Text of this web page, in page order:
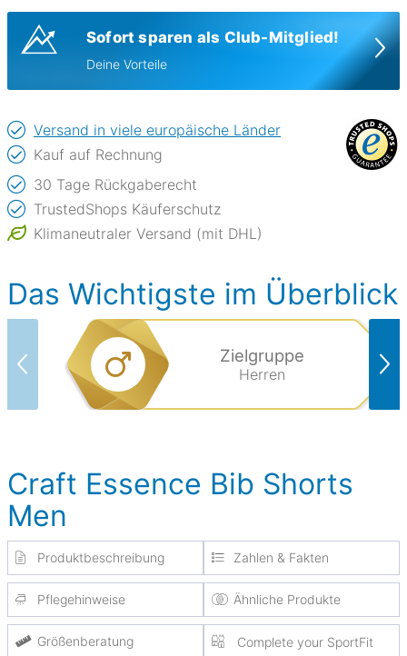
Sofort sparen als Club-Mitglied!
Deine Vorteile
Versand in viele europäische Länder
Kauf auf Rechnung
30 Tage Rückgaberecht
TrustedShops Käuferschutz
Klimaneutraler Versand (mit DHL)
Das Wichtigste im Überblick
Zielgruppe
Herren
Craft Essence Bib Shorts
Men
Produktbeschreibung Zahlen & Fakten
Pflegehinweise Ähnliche Produkte
Größenberatung Complete your SportFit